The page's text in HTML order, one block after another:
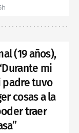
(19 años),
mi
padre tuvo
cosas a la
traer